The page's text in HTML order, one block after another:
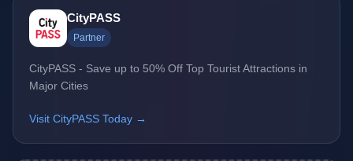
CityPASS
Partner
CityPASS - Save up to 50% Off Top Tourist Attractions in
Major Cities
Visit CityPASS Today →